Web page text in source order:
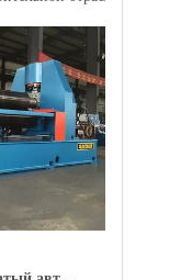
помочь